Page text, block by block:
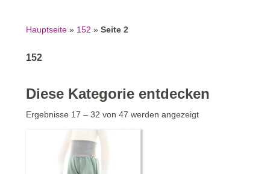
Hauptseite» 152 » Seite 2
152
Diese Kategorie entdecken
Ergebnisse 17 – 32 von 47 werden angezeigtNach